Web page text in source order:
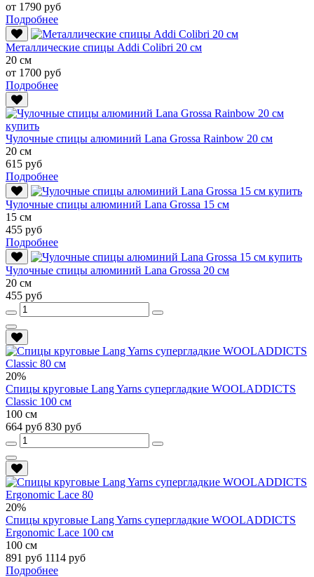
от 1790 руб
Подробнее
Металлические спицы Addi Colibri 20 см
20 см
от 1700 руб
Подробнее
Чулочные спицы алюминий Lana Grossa Rainbow 20 см
20 см
615 руб
Подробнее
Чулочные спицы алюминий Lana Grossa 15 см
15 см
455 руб
Подробнее
Чулочные спицы алюминий Lana Grossa 20 см
20 см
455 руб
20%
Спицы круговые Lang Yarns супергладкие WOOLADDICTS
Classic 100 см
100 см
664 руб 830 руб
20%
Спицы круговые Lang Yarns супергладкие WOOLADDICTS
Ergonomic Lace 100 см
100 см
891 руб 1114 руб
Подробнее